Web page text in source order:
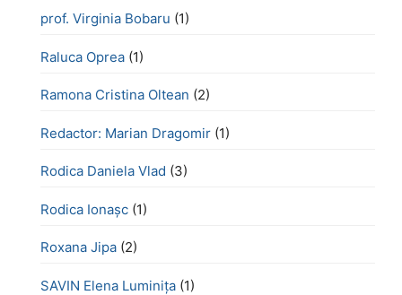
prof. Virginia Bobaru (1)
Raluca Oprea (1)
Ramona Cristina Oltean (2)
Redactor: Marian Dragomir (1)
Rodica Daniela Vlad (3)
Rodica Ionașc (1)
Roxana Jipa (2)
SAVIN Elena Luminița (1)